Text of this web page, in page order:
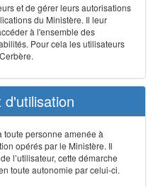
et de gérer leurs autorisations
du Ministère. Il leur
à l'ensemble des
Pour cela les utilisateurs
toute personne amenée à
opérés par le Ministère. Il
l’utilisateur, cette démarche
toute autonomie par celui-ci.